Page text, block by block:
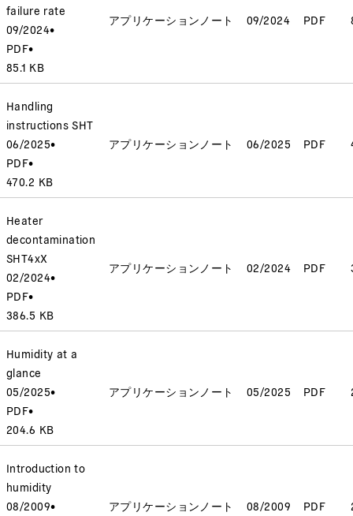
failure rate
09/2024•
PDF•
85.1 KB
アプリケーションノート 09/2024 PDF
Handling
instructions SHT
06/2025•
PDF•
470.2 KB
アプリケーションノート 06/2025 PDF
Heater
decontamination
SHT4xX
02/2024•
PDF•
386.5 KB
アプリケーションノート 02/2024 PDF
Humidity at a
glance
05/2025•
PDF•
204.6 KB
アプリケーションノート 05/2025 PDF
Introduction to
humidity
08/2009•
アプリケーションノート 08/2009 PDF